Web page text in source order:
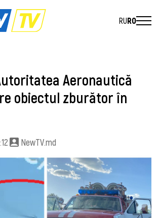
RURO
Aeronautică
obiectul zburător în
NewTV.md